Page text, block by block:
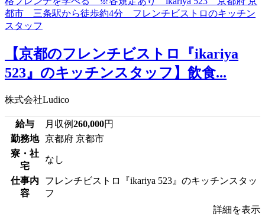
【京都のフレンチビストロ『ikariya
523』のキッチンスタッフ】飲食...
株式会社Ludico
給与 月収例260,000円
勤務地
京都府 京都市
寮・社
宅
なし
仕事内
容
フレンチビストロ『ikariya 523』のキッチンスタッ
フ
詳細を表示